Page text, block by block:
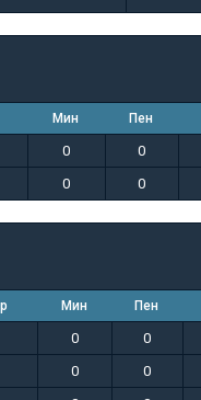
Мин Пен
0 0
0 0
Мин Пен
0 0
0 0